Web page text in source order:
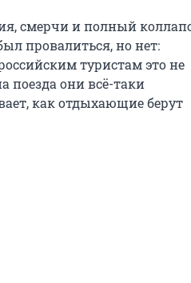
смерчи и полный
провалиться, но нет:
туристам это не
поезда они всё-таки
как отдыхающие берут